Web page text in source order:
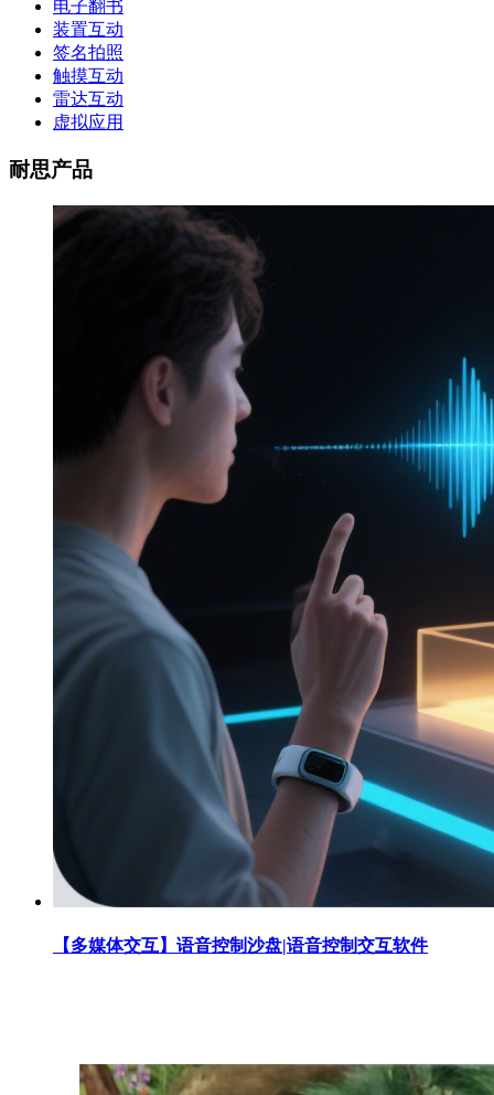
电子翻书
装置互动
签名拍照
触摸互动
雷达互动
虚拟应用
耐思产品
【多媒体交互】语音控制沙盘|语音控制交互软件